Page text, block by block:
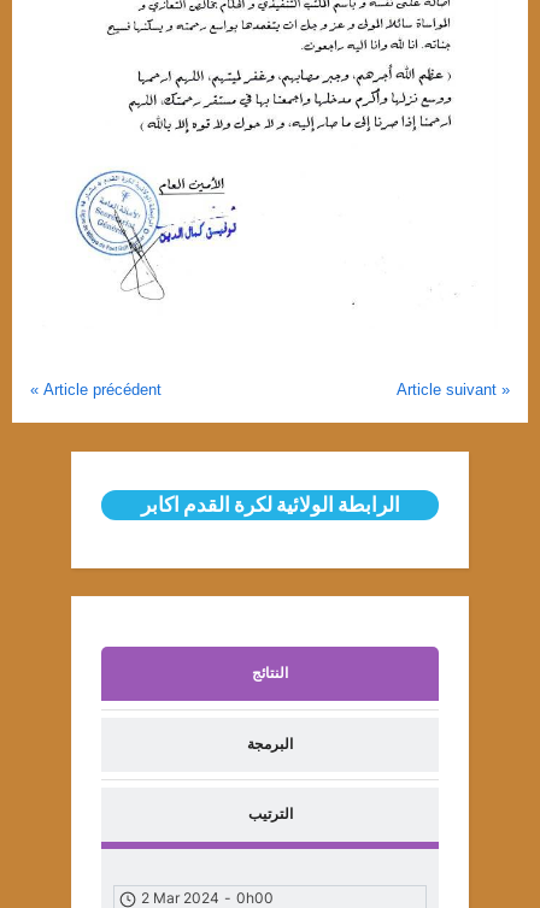
News Publicite
Article précédent Article suivant
الرابطة الولائية لكرة القدم اكابر
النتائج
البرمجة
الترتيب
2 Mar 2024 - 0h00